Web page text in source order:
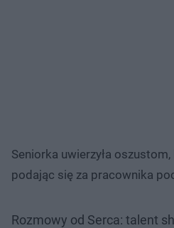
Seniorka uwierzyła
podając się za pracownika
Rozmowy od Serca: talent